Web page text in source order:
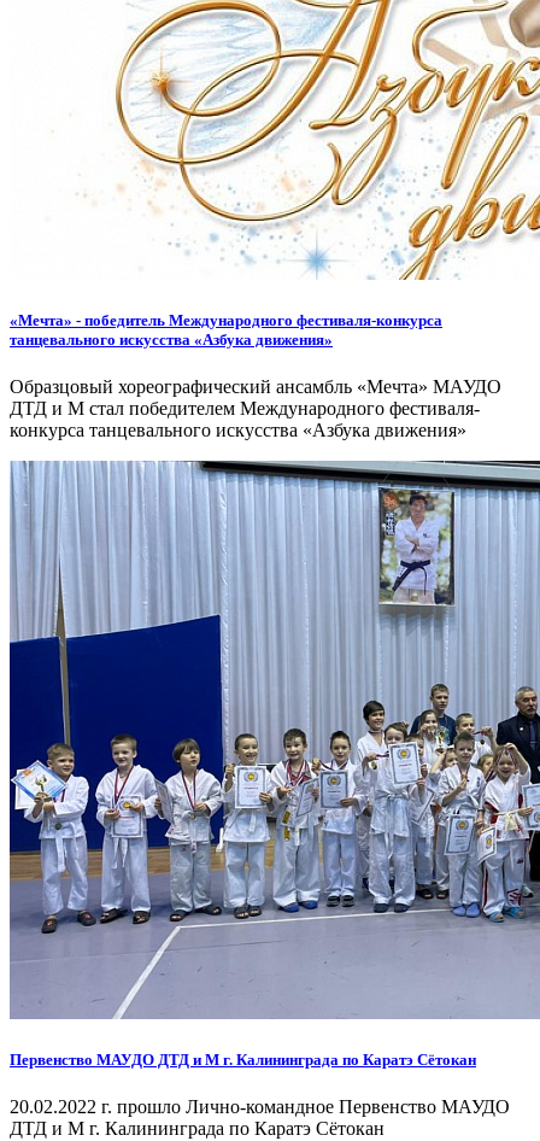
«Мечта» - победитель Международного фестиваля-конкурса
танцевального искусства «Азбука движения»
Образцовый хореографический ансамбль «Мечта» МАУДО
ДТД и М стал победителем Международного фестиваля-
конкурса танцевального искусства «Азбука движения»
Первенство МАУДО ДТД и М г. Калининграда по Каратэ Сётокан
20.02.2022 г. прошло Лично-командное Первенство МАУДО
ДТД и М г. Калининграда по Каратэ Сётокан